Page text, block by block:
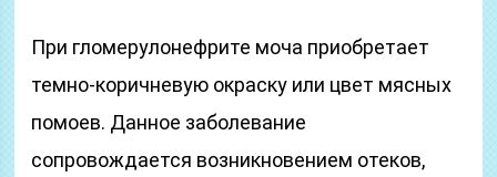
При гломерулонефрите моча приобретает
темно-коричневую окраску или цвет мясных
помоев. Данное заболевание
сопровождается возникновением отеков,